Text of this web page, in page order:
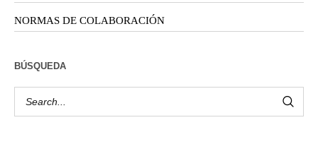
NORMAS DE COLABORACIÓN
BÚSQUEDA